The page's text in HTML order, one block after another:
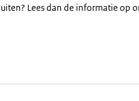
Lees dan de informatie op